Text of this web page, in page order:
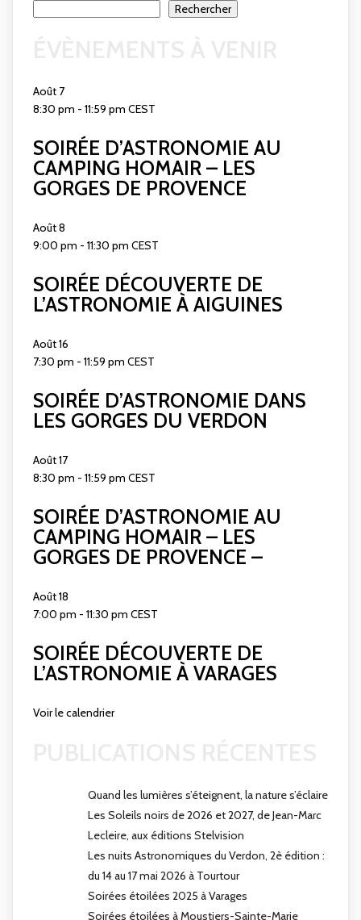
Rechercher
Août 7
8:30 pm - 11:59 pm CEST
SOIRÉE D’ASTRONOMIE AU
CAMPING HOMAIR – LES
GORGES DE PROVENCE
Août8
9:00 pm - 11:30 pm CEST
SOIRÉE DÉCOUVERTE DE
L’ASTRONOMIE À AIGUINES
Août16
7:30 pm - 11:59 pm CEST
SOIRÉE D’ASTRONOMIE DANS
LES GORGES DU VERDON
Août17
8:30 pm - 11:59 pm CEST
SOIRÉE D’ASTRONOMIE AU
CAMPING HOMAIR – LES
GORGES DE PROVENCE –
Août18
7:00 pm - 11:30 pm CEST
SOIRÉE DÉCOUVERTE DE
L’ASTRONOMIE À VARAGES
Voir le calendrier
Quand les lumières s’éteignent, la nature s’éclaire
Les Soleils noirs de 2026 et 2027, de Jean-Marc
Lecleire, aux éditions Stelvision
Les nuits Astronomiques du Verdon, 2è édition :
du 14 au 17 mai 2026 à Tourtour
Soirées étoilées 2025 à Varages
Soirées étoilées à Moustiers-Sainte-Marie